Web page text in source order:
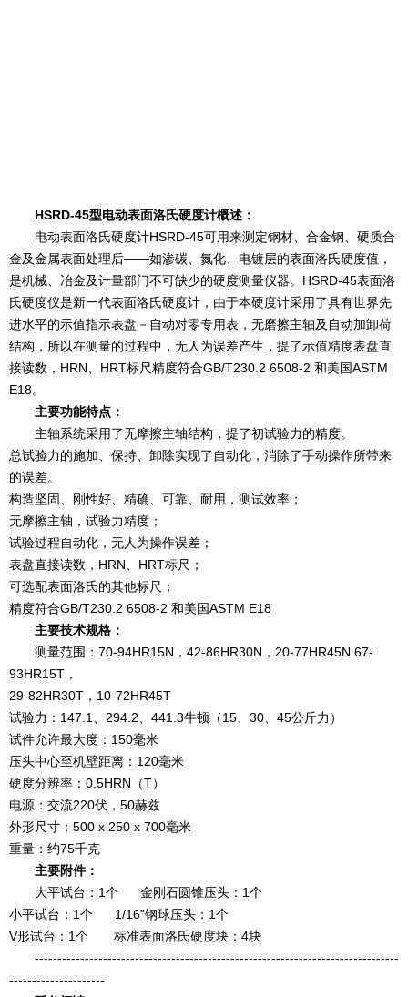
HSRD-45型电动表面洛氏硬度计概述：
电动表面洛氏硬度计HSRD-45可用来测定钢材、合金钢、硬质合
金及金属表面处理后——如渗碳、氮化、电镀层的表面洛氏硬度值，
是机械、冶金及计量部门不可缺少的硬度测量仪器。HSRD-45表面洛
氏硬度仪是新一代表面洛氏硬度计，由于本硬度计采用了具有世界先
进水平的示值指示表盘－自动对零专用表，无磨擦主轴及自动加卸荷
结构，所以在测量的过程中，无人为误差产生，提了示值精度表盘直
接读数，HRN、HRT标尺精度符合GB/T230.2 6508-2 和美国ASTM
E18。
主要功能特点：
主轴系统采用了无摩擦主轴结构，提了初试验力的精度。
总试验力的施加、保持、卸除实现了自动化，消除了手动操作所带来
的误差。
构造坚固、刚性好、精确、可靠、耐用，测试效率；
无摩擦主轴，试验力精度；
试验过程自动化，无人为操作误差；
表盘直接读数，HRN、HRT标尺；
可选配表面洛氏的其他标尺；
精度符合GB/T230.2 6508-2 和美国ASTM E18
主要技术规格：
测量范围：70-94HR15N，42-86HR30N，20-77HR45N 67-
93HR15T，
29-82HR30T，10-72HR45T
试验力：147.1、294.2、441.3牛顿（15、30、45公斤力）
试件允许最大度：150毫米
压头中心至机壁距离：120毫米
硬度分辨率：0.5HRN（T）
电源：交流220伏，50赫兹
外形尺寸：500 x 250 x 700毫米
重量：约75千克
主要附件：
大平试台：1个 金刚石圆锥压头：1个
小平试台：1个 1/16”钢球压头：1个
V形试台：1个 标准表面洛氏硬度块：4块
--------------------------------------------------------------------------------
---------------------